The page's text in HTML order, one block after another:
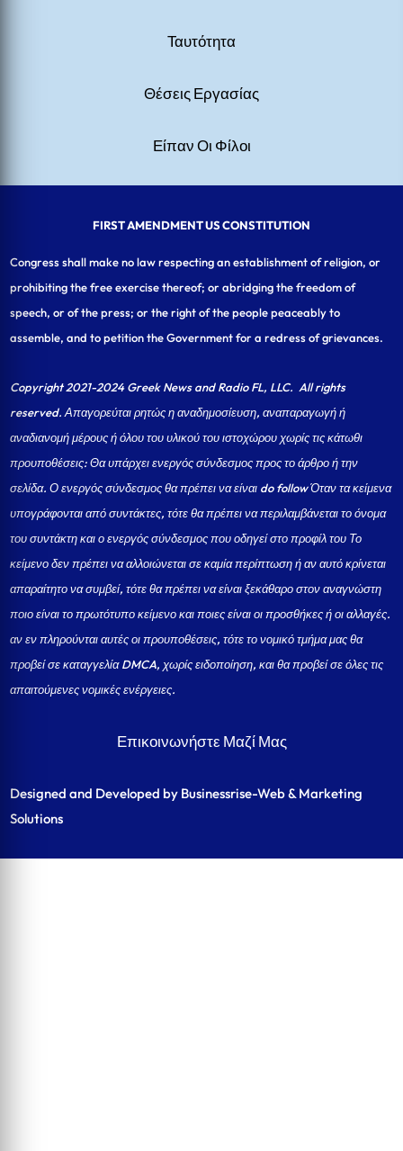
Ταυτότητα
Θέσεις Εργασίας
Είπαν Οι Φίλοι
FIRST AMENDMENT US CONSTITUTION
Congress shall make no law respecting an establishment of religion, or
prohibiting the free exercise thereof; or abridging the freedom of
speech, or of the press; or the right of the people peaceably to
assemble, and to petition the Government for a redress of grievances.
Copyright 2021-2024 Greek News and Radio FL, LLC. All rights
reserved. Απαγορεύται ρητώς η αναδημοσίευση, αναπαραγωγή ή
αναδιανομή μέρους ή όλου του υλικού του ιστοχώρου χωρίς τις κάτωθι
προυποθέσεις: Θα υπάρχει ενεργός σύνδεσμος προς το άρθρο ή την
σελίδα.Ο ενεργός σύνδεσμος θα πρέπει να είναι do follow Όταν τα κείμενα
υπογράφονται από συντάκτες, τότε θα πρέπει να περιλαμβάνεται το όνομα
του συντάκτη και ο ενεργός σύνδεσμος που οδηγεί στο προφίλ του Το
κείμενο δεν πρέπει να αλλοιώνεται σε καμία περίπτωση ή αν αυτό κρίνεται
απαραίτητο να συμβεί, τότε θα πρέπει να είναι ξεκάθαρο στον αναγνώστη
ποιο είναι το πρωτότυπο κείμενο και ποιες είναι οι προσθήκες ή οι αλλαγές.
αν εν πληρούνται αυτές οι προυποθέσεις, τότε το νομικό τμήμα μας θα
προβεί σε καταγγελία DMCA, χωρίς ειδοποίηση, και θα προβεί σε όλες τις
απαιτούμενες νομικές ενέργειες.
Επικοινωνήστε Μαζί Μας
Designed and Developed by Businessrise-Web & Marketing
Solutions